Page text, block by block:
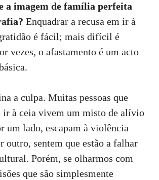
a imagem de família perfeita
Enquadrar a recusa em ir à
é fácil; mais difícil é
vezes, o afastamento é um acto
a culpa. Muitas pessoas que
ir à ceia vivem um misto de alívio
um lado, escapam à violência
outro, sentem que estão a falhar
Porém, se olharmos com
que são simplesmente